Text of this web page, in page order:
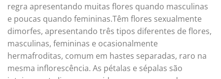
regra apresentando muitas flores quando masculinas
e poucas quando femininas.Têm flores sexualmente
dimorfes, apresentando três tipos diferentes de flores,
masculinas, femininas e ocasionalmente
hermafroditas, comum em hastes separadas, raro na
mesma inflorescência. As pétalas e sépalas são